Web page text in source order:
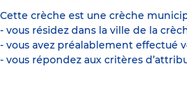
Cette crèche est une crèche
- vous résidez dans la ville de la
- vous avez préalablement effectué
- vous répondez aux critères